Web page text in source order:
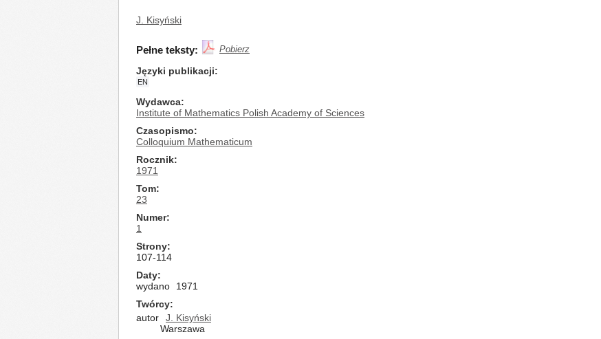
J. Kisyński
Pełne teksty: Pobierz
Języki publikacji
EN
Wydawca
Institute of Mathematics Polish Academy of Sciences
Czasopismo
Colloquium Mathematicum
Rocznik
1971
Tom
23
Numer
1
Strony
107-114
Daty
wydano
1971
Twórcy
autor
J. Kisyński
Warszawa